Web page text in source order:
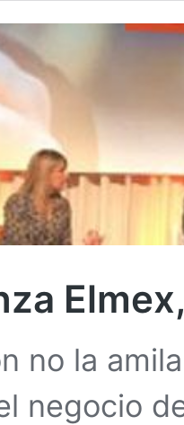
no la
negocio